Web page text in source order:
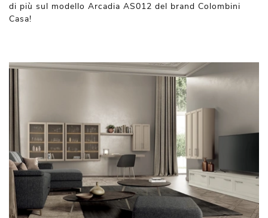
di più sul modello Arcadia AS012 del brand Colombini
Casa!